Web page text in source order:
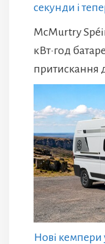
секунди і
McMurtry
кВт·год
притискання
Нові